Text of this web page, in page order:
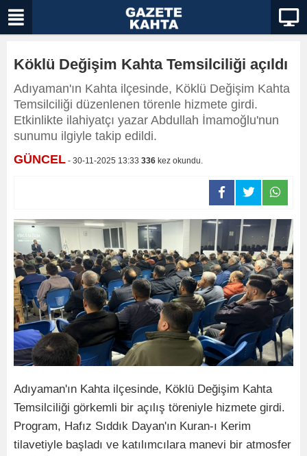
Köklü Değişim Kahta Temsilciliği açıldı
Adıyaman'ın Kahta ilçesinde, Köklü Değişim Kahta
Temsilciliği düzenlenen törenle hizmete girdi.
Etkinlikte ilahiyatçı yazar Abdullah İmamoğlu'nun
sunumu ilgiyle takip edildi.
GÜNCEL - 30-11-2025 13:33 336 kez okundu.
Adıyaman'ın Kahta ilçesinde, Köklü Değişim Kahta
Temsilciliği görkemli bir açılış töreniyle hizmete girdi.
Program, Hafız Sıddık Dayan'ın Kuran-ı Kerim
tilavetiyle başladı ve katılımcılara manevi bir atmosfer